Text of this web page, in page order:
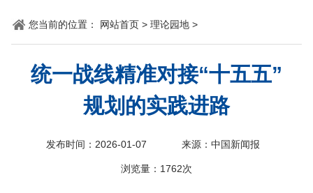
您当前的位置： 网站首页 > 理论园地 >
统一战线精准对接“十五五”
规划的实践进路
发布时间：2026-01-07 来源：中国新闻报
浏览量： 1762次